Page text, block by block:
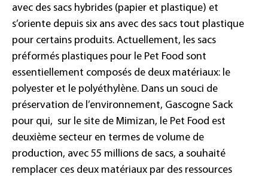
avec des sacs hybrides (papier et plastique) et
s’oriente depuis six ans avec des sacs tout plastique
pour certains produits. Actuellement, les sacs
préformés plastiques pour le Pet Food sont
essentiellement composés de deux matériaux: le
polyester et le polyéthylène. Dans un souci de
préservation de l’environnement, Gascogne Sack
pour qui, sur le site de Mimizan, le Pet Food est
deuxième secteur en termes de volume de
production, avec 55 millions de sacs, a souhaité
remplacer ces deux matériaux par des ressources